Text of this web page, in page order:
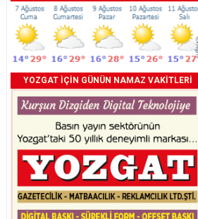
YOZGAT İÇİN GÜNÜN NAMAZ VAKİTLERİ